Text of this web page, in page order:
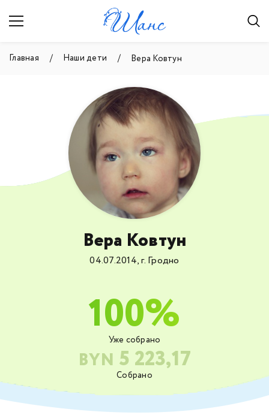
Главная Наши дети Вера Ковтун
Собрано
BYN 5 223,17
Уже собрано
100%
Вера Ковтун
04.07.2014, г. Гродно